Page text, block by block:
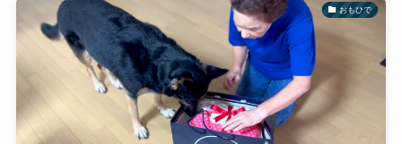
おもひで